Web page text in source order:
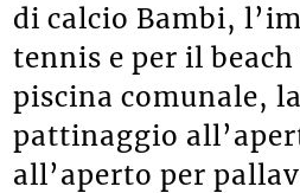
di calcio Bambi,
tennis e per il
piscina comunale,
pattinaggio
all’aperto per